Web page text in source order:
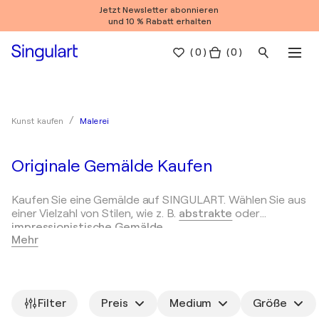
Jetzt Newsletter abonnieren
und 10 % Rabatt erhalten
(0 ) ( 0 )
Kunst kaufen Malerei
Originale Gemälde Kaufen
Kaufen Sie eine Gemälde auf SINGULART. Wählen Sie aus
einer Vielzahl von Stilen, wie z. B. abstrakte oder
impressionistische Gemälde
Arten von Gemälden
Stil, Ausführungsart und Thema unterschieden. Hier sind
einige gängige Arten von Gemälden:
Mehr
Filter Preis Medium Größe